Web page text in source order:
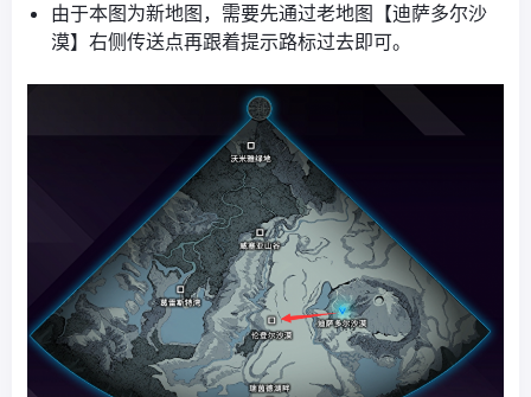
由于本图为新地图，需要先通过老地图【迪萨多尔沙
漠】右侧传送点再跟着提示路标过去即可。